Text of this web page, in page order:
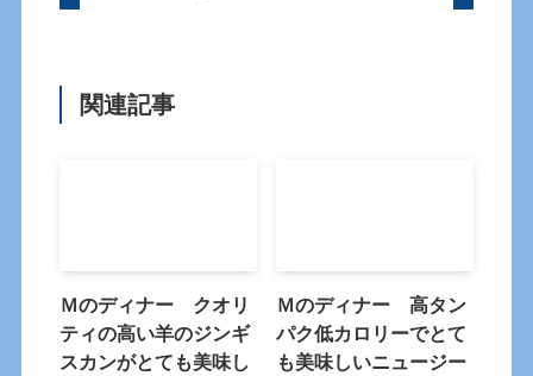
関連記事
Ｍのディナー クオリ
ティの高い羊のジンギ
スカンがとても美味し
Ｍのディナー 高タン
パク低カロリーでとて
も美味しいニュージー